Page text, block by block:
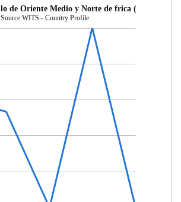
Mercader as importadas desde econom as en
Source:WITS - Country Profile